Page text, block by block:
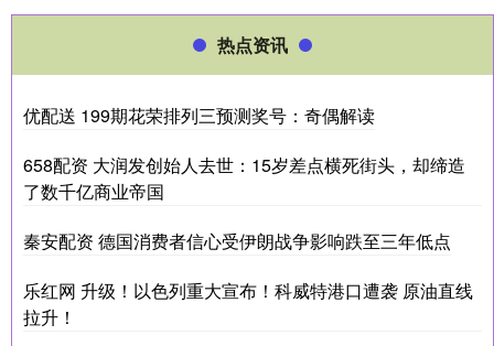
热点资讯
优配送 199期花荣排列三预测奖号：奇偶解读
658配资 大润发创始人去世：15岁差点横死街头，却缔造
了数千亿商业帝国
秦安配资 德国消费者信心受伊朗战争影响跌至三年低点
乐红网 升级！以色列重大宣布！科威特港口遭袭 原油直线
拉升！